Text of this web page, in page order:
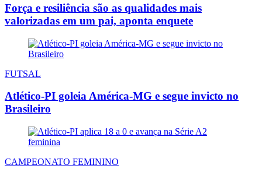
Força e resiliência são as qualidades mais
valorizadas em um pai, aponta enquete
FUTSAL
Atlético-PI goleia América-MG e segue invicto no
Brasileiro
CAMPEONATO FEMININO